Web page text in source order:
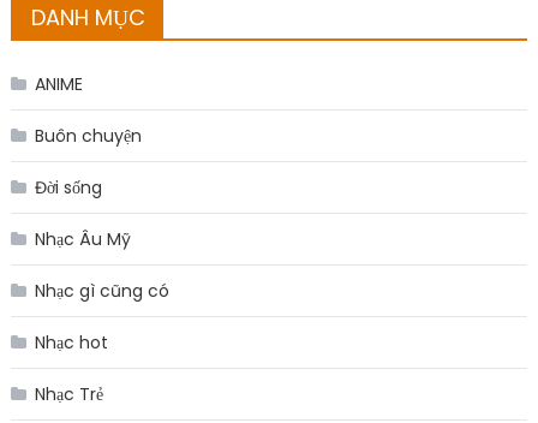
DANH MỤC
ANIME
Buôn chuyện
Đời sống
Nhạc Âu Mỹ
Nhạc gì cũng có
Nhạc hot
Nhạc Trẻ